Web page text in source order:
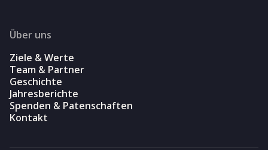
Über uns
Ziele & Werte
Team & Partner
Geschichte
Jahresberichte
Spenden & Patenschaften
Kontakt